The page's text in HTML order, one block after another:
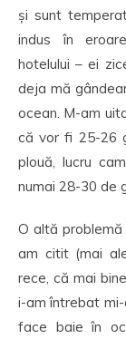
și sunt
indus în
hotelului – ei
deja mă
ocean. M-am
că vor fi 25-26
plouă, lucru
numai 28-30 de
O altă
am citit (mai
rece, că mai
i-am întrebat
face baie în